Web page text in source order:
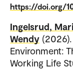
https://doi.org/
Ingelsrud,
Wendy
Environment:
Working Life